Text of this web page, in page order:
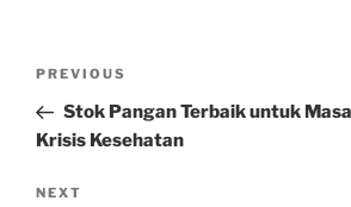
Previous
Post
PREVIOUS
Stok Pangan Terbaik untuk
Krisis Kesehatan
Next
NEXT